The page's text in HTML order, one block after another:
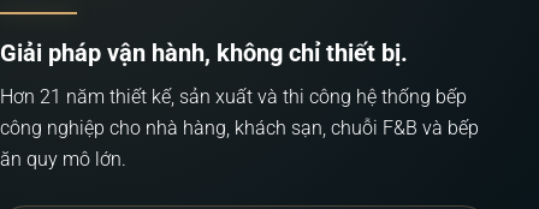
Giải pháp vận hành, không chỉ thiết bị.
Hơn 21 năm thiết kế, sản xuất và thi công hệ thống bếp
công nghiệp cho nhà hàng, khách sạn, chuỗi F&B và bếp
ăn quy mô lớn.